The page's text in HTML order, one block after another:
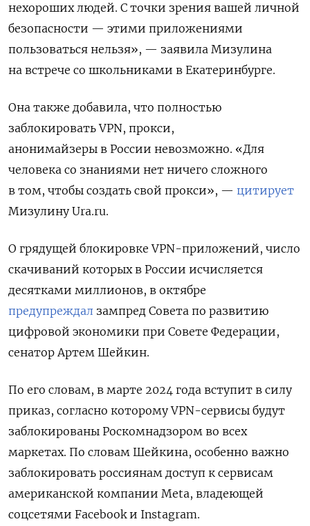
нехороших людей. С точки зрения вашей личной
безопасности — этими приложениями
пользоваться нельзя», — заявила Мизулина
на встрече со школьниками в Екатеринбурге.
Она также добавила, что полностью
заблокировать VPN, прокси,
анонимайзеры в России невозможно. «Для
человека со знаниями нет ничего сложного
в том, чтобы создать свой прокси», — цитирует
Мизулину Ura.ru.
О грядущей блокировке VPN-приложений, число
скачиваний которых в России исчисляется
десятками миллионов, в октябре
предупреждал зампред Совета по развитию
цифровой экономики при Совете Федерации,
сенатор Артем Шейкин.
По его словам, в марте 2024 года вступит в силу
приказ, согласно которому VPN-сервисы будут
заблокированы Роскомнадзором во всех
маркетах. По словам Шейкина, особенно важно
заблокировать россиянам доступ к сервисам
американской компании Meta, владеющей
соцсетями Facebook и Instagram.